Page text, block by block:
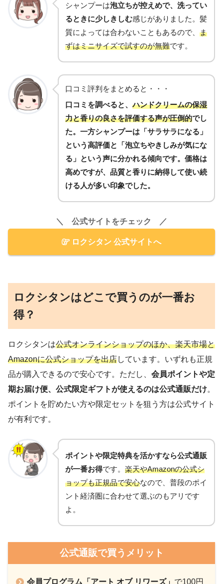
シャンプーは泡立ちが控えめで、洗ってい
るときに少しきしむ感じがありました。髪
質によっては合わないこともあるので、 ま
ずはミニサイズで試すのが無難です。
口コミ評判をまとめると・・・
口コミを調べると、ハンドクリームの保湿
力と香りの良さを評価する声が圧倒的でし
た。一方シャンプーは「サラサラになる」
という高評価と「泡立ちやきしみが気にな
る」という声に分かれる傾向です。価格は
高めですが、品質と香りに納得して使い続
ける人が多い印象でした。
＼ 公式サイトをチェック ／
ロクシタン 公式サイトへ
ロクシタンはどこで買うのが一番お
得？
ロクシタンは公式オンラインショップのほか、楽天市場と
Amazonに公式ショップを出店しています。いずれも正規
品が購入できるので安心です。ただし、 会員ポイントや定
期お届け便、公式限定ギフトが使えるのは公式通販だけ。
ポイントを貯めたい方や限定セットを狙う方は公式サイト
が有利です。
ポイントや限定特典を活かすなら公式通販
が一番お得です。 楽天やAmazonの公式シ
ョップも正規品で安心なので、普段のポイ
ント経済圏に合わせて選ぶのもアリです
よ。
公式通販で買うメリット
会員プログラム「アート オブ リワーズ」 で100円